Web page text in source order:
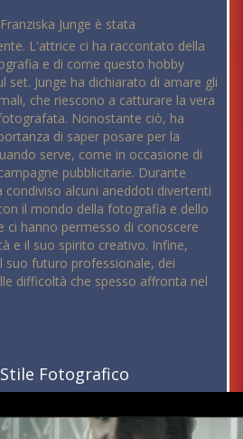
Junge è stata
L'attrice ci ha raccontato della
e di come questo hobby
set. Junge ha dichiarato di amare gli
che riescono a catturare la vera
Nonostante ciò, ha
di saper posare per la
serve, come in occasione di
pubblicitarie. Durante
condiviso alcuni aneddoti divertenti
il mondo della fotografia e dello
ci hanno permesso di conoscere
e il suo spirito creativo. Infine,
suo futuro professionale, dei
difficoltà che spesso affronta nel
Fotografico